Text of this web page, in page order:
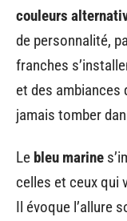
couleurs
de personnalité,
franches
et des ambiances
jamais tomber
Le bleu marine
celles et ceux qui
Il évoque l’allure